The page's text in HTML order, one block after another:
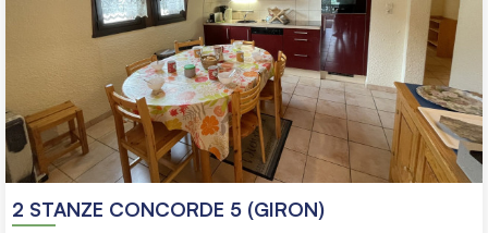
2 STANZE CONCORDE 5 (GIRON)